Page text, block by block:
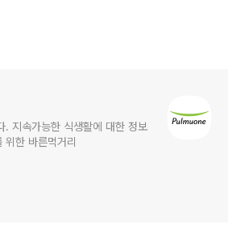
. 지속가능한 식생활에 대한 정보
한 바른먹거리